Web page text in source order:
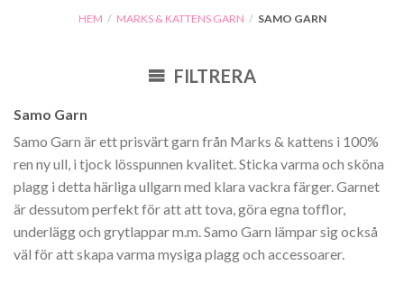
HEM / MARKS & KATTENS GARN / SAMO GARN
FILTRERA
Samo Garn
Samo Garn är ett prisvärt garn från Marks & kattens i 100%
ren ny ull, i tjock lösspunnen kvalitet. Sticka varma och sköna
plagg i detta härliga ullgarn med klara vackra färger. Garnet
är dessutom perfekt för att att tova, göra egna tofflor,
underlägg och grytlappar m.m. Samo Garn lämpar sig också
väl för att skapa varma mysiga plagg och accessoarer.